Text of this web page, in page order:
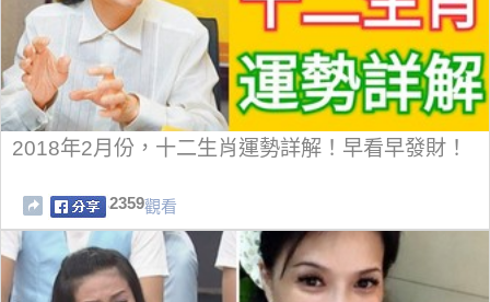
2018年2月份，十二生肖運勢詳解！早看早發財！
2359觀看